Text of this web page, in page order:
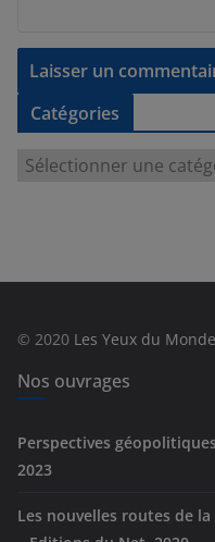
Catégories
e
s
© 2020 Les Yeux du Monde
Nos ouvrages
Perspectives
2023
Les nouvelles routes de